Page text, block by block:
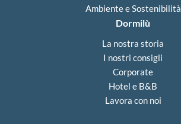
Ambiente e Sostenibilità
Dormilù
La nostra storia
I nostri consigli
Corporate
Hotel e B&B
Lavora con noi